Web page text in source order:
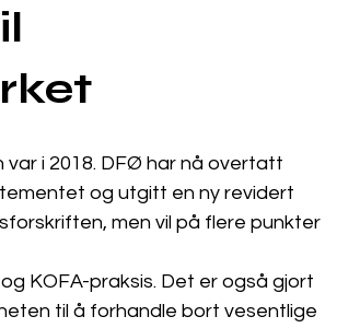
i 2018. DFØ har nå overtatt
og utgitt en ny revidert
men vil på flere punkter
KOFA-praksis. Det er også gjort
til å forhandle bort vesentlige